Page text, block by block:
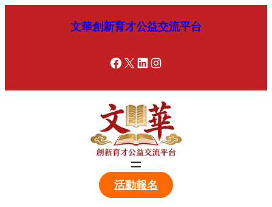
文華創新育才公益交流平台
Facebook X LinkedIn Instagram
活動報名